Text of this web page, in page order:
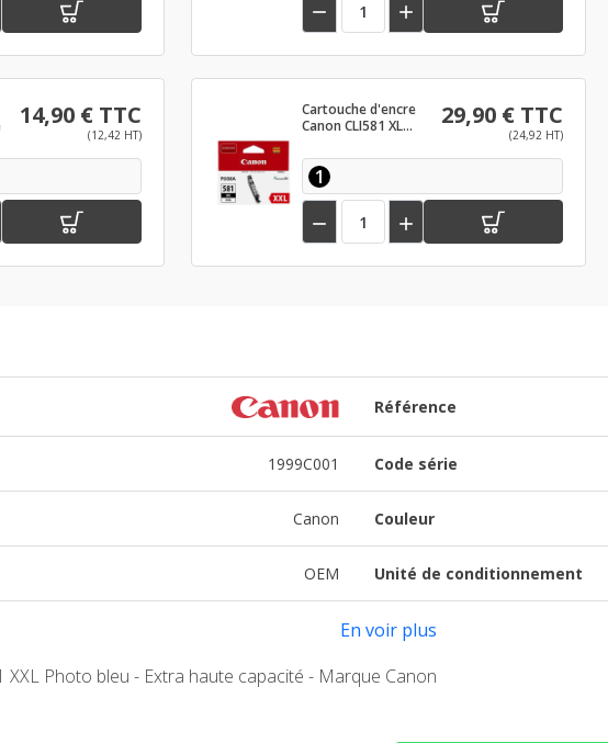
 
14,90 € TTC
(12,42 HT)
Cartouche d'encre
Canon CLI581 XL
29,90 € TTC
(24,92 HT)
1
 
Référence
1999C001 Code série
Canon Couleur
OEM Unité de conditionnement
En voir plus
Photo bleu - Extra haute capacité - Marque Canon